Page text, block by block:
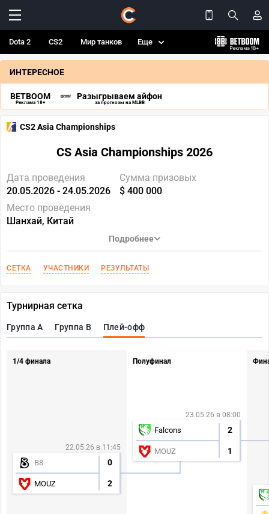
Dota 2 CS2 Мир танков Еще
ИНТЕРЕСНОЕ
BETBOOM
Реклама 18+
Разыгрываем айфон
за прогнозы на MLBB
CS2 Asia Championships
CS Asia Championships 2026
Дата проведения
20.05.2026 - 24.05.2026
Сумма призовых
$ 400 000
Место проведения
Шанхай, Китай
Подробнее
СЕТКА УЧАСТНИКИ РЕЗУЛЬТАТЫ
Турнирная сетка
Группа А Группа В Плей-офф
1/4 финала
22.05.26 в 11:45
B8 0
MOUZ 2
Полуфинал
23.05.26 в 08:00
Falcons 2
MOUZ 1